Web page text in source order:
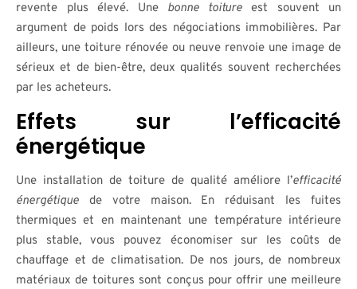
revente plus élevé. Une bonne toitureest souvent un
argument de poids lors des négociations immobilières. Par
ailleurs, une toiture rénovée ou neuve renvoie une image de
sérieux et de bien-être, deux qualités souvent recherchées
par les acheteurs.
Effets sur l’efficacité
énergétique
Une installation de toiture de qualité améliore l’efficacité
énergétique de votre maison. En réduisant les fuites
thermiques et en maintenant une température intérieure
plus stable, vous pouvez économiser sur les coûts de
chauffage et de climatisation. De nos jours, de nombreux
matériaux de toitures sont conçus pour offrir une meilleure